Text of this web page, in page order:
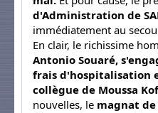
d'Administration de
immédiatement au
En clair, le richissime
Antonio Souaré,
frais d'hospitalisation
collègue de Moussa
nouvelles, le magnat